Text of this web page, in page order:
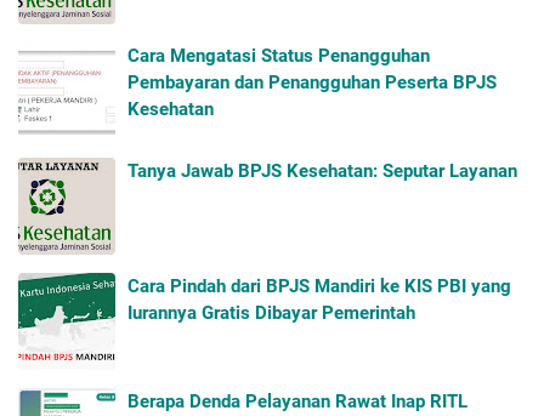
Cara Mengatasi Status Penangguhan
Pembayaran dan Penangguhan Peserta BPJS
Kesehatan
Tanya Jawab BPJS Kesehatan: Seputar Layanan
Cara Pindah dari BPJS Mandiri ke KIS PBI yang
Iurannya Gratis Dibayar Pemerintah
Berapa Denda Pelayanan Rawat Inap RITL